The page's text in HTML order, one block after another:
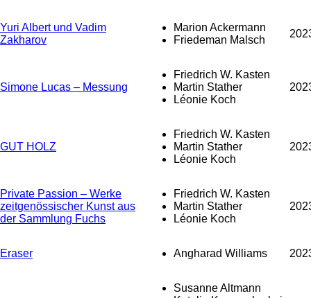
Yuri Albert und Vadim
Zakharov
Marion Ackermann
Friedeman Malsch
Simone Lucas – Messung
Friedrich W. Kasten
Martin Stather
Léonie Koch
GUT HOLZ
Friedrich W. Kasten
Martin Stather
Léonie Koch
Private Passion – Werke
zeitgenössischer Kunst aus
der Sammlung Fuchs
Friedrich W. Kasten
Martin Stather
Léonie Koch
Eraser Angharad Williams
Susanne Altmann